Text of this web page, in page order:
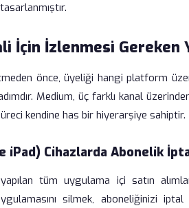
İçin İzlenmesi Gereken
önce, üyeliği hangi platform
Medium, üç farklı kanal
kendine has bir hiyerarşiye sahiptir.
iPad) Cihazlarda Abonelik
tüm uygulama içi satın
silmek, aboneliğinizi